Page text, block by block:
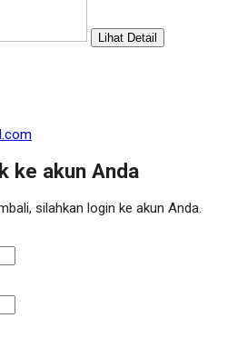
Lihat Detail
ke akun Anda
silahkan login ke akun Anda.